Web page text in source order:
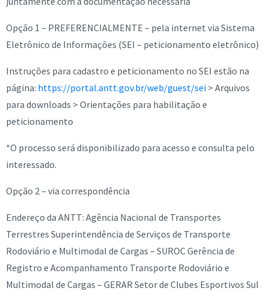
Opção 1 – PREFERENCIALMENTE – pela internet via Sistema
Eletrônico de Informações (SEI – peticionamento eletrônico)
Instruções para cadastro e peticionamento no SEI estão na
página: https://portal.antt.gov.br/web/guest/sei > Arquivos
para downloads > Orientações para habilitação e
peticionamento
*O processo será disponibilizado para acesso e consulta pelo
interessado.
Opção 2 – via correspondência
Endereço da ANTT: Agência Nacional de Transportes
Terrestres Superintendência de Serviços de Transporte
Rodoviário e Multimodal de Cargas – SUROC Gerência de
Registro e Acompanhamento Transporte Rodoviário e
Multimodal de Cargas – GERAR Setor de Clubes Esportivos Sul